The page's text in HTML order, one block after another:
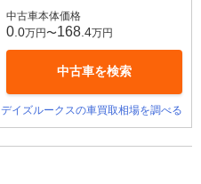
中古車本体価格
0 .0万円〜168 .4万円
中古車を検索
デイズルークスの車買取相場を調べる